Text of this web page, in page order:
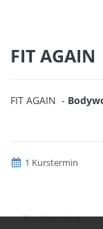
FIT AGAIN
FIT AGAIN -
1 Kurstermin
Kurstermine